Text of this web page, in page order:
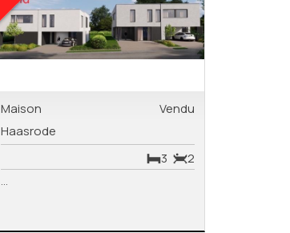
Maison
Vendu
Haasrode
2
3
...